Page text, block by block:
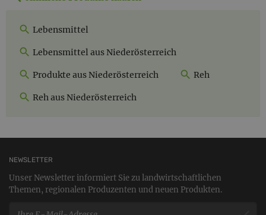
Lebensmittel
Lebensmittel aus Niederösterreich
Produkte aus Niederösterreich Reh
Reh aus Niederösterreich
NEWSLETTER
Unser Newsletter informiert Sie zu landwirtschaftlichen
Themen, regionalen Produzenten und neuen Produkten.